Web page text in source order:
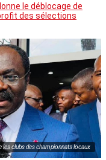
le déblocage de
des sélections
clubs des championnats locaux